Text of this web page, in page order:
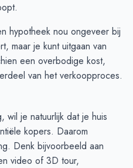
hypotheek nou ongeveer bij
maar je kunt uitgaan van
een overbodige kost,
van het verkoopproces.
wil je natuurlijk dat je huis
kopers. Daarom
Denk bijvoorbeeld aan
video of 3D tour,